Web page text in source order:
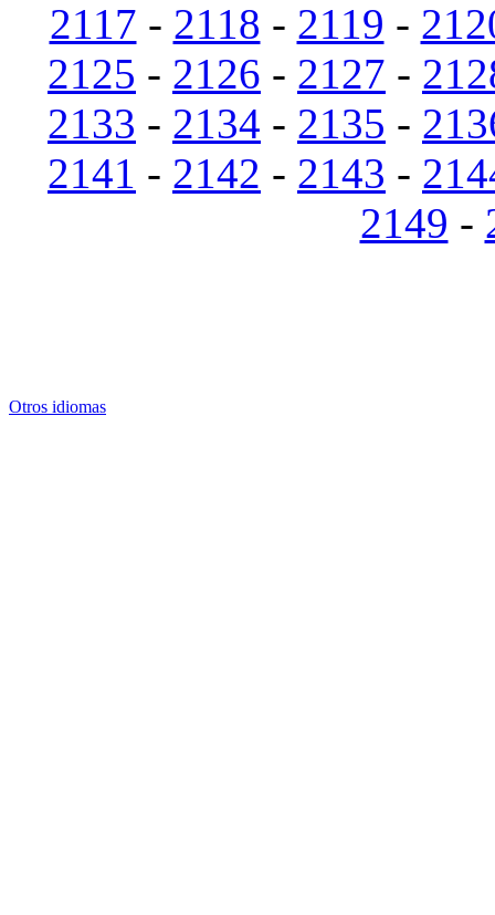
2117 - 2118 - 2119 -
2125 - 2126 - 2127 -
2133 - 2134 - 2135 -
2141 - 2142 - 2143 -
2149 -
Otros idiomas